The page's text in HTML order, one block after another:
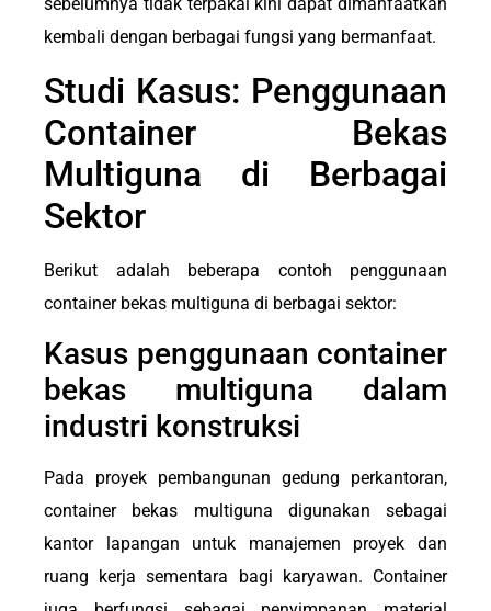
sebelumnya tidak terpakai kini dapat dimanfaatkan
kembali dengan berbagai fungsi yang bermanfaat.
Studi Kasus: Penggunaan
Container Bekas
Multiguna di Berbagai
Sektor
Berikut adalah beberapa contoh penggunaan
container bekas multiguna di berbagai sektor:
Kasus penggunaan container
bekas multiguna dalam
industri konstruksi
Pada proyek pembangunan gedung perkantoran,
container bekas multiguna digunakan sebagai
kantor lapangan untuk manajemen proyek dan
ruang kerja sementara bagi karyawan. Container